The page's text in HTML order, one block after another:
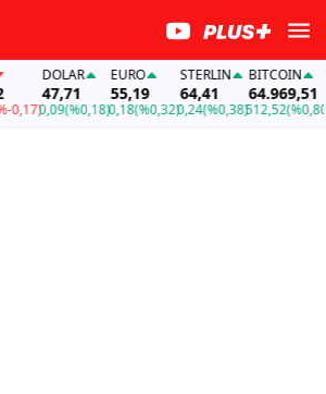
DOLAR
47,71
0,09(%0,18)
EURO
55,19
0,18(%0,32)
STERLIN
64,41
0,24(%0,38)
BITCOIN
64.969,51
512,52(%0,80)